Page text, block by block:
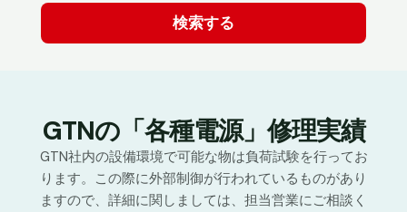
GTNの「各種電源」修理実績
GTN社内の設備環境で可能な物は負荷試験を行ってお
ります。この際に外部制御が行われているものがあり
ますので、詳細に関しましては、担当営業にご相談く